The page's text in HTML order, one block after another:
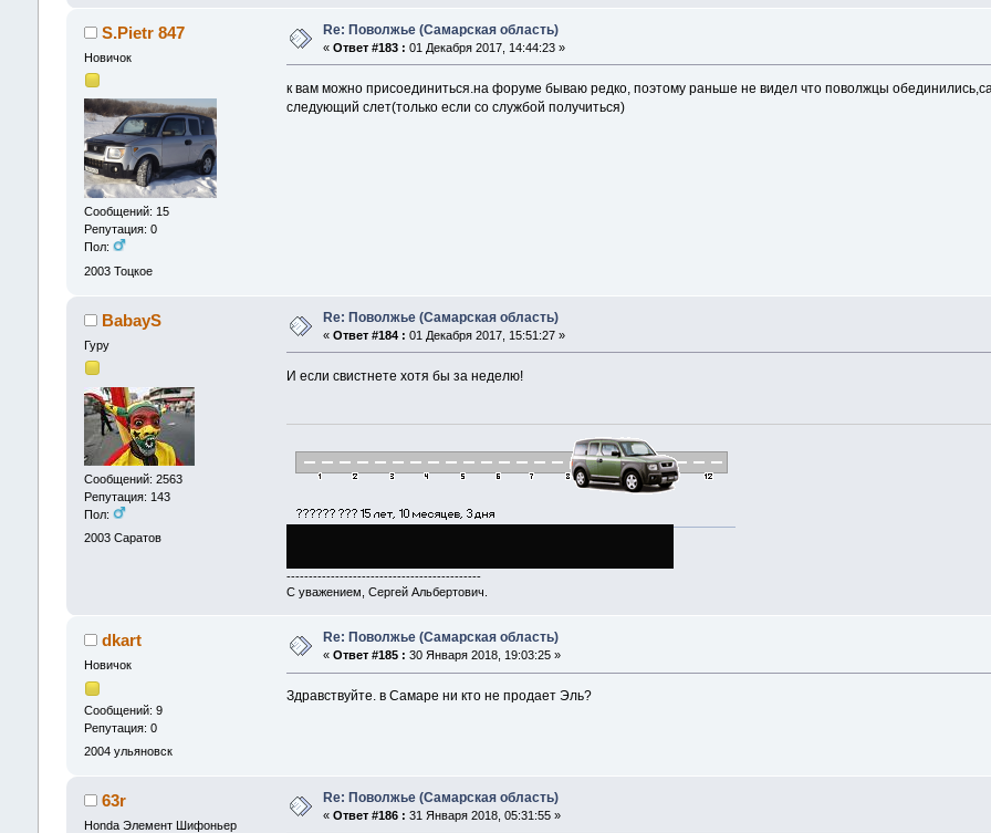
S.Pietr 847
Новичок
Сообщений: 15
Репутация: 0
Пол:
2003 Тоцкое
Re: Поволжье (Самарская область)
« Ответ #183 : 01 Декабря 2017, 14:44:23 »
к вам можно присоединиться.на форуме бываю редко, поэтому раньше не видел что поволжцы
следующий слет(только если со службой получиться)
BabayS
Гуру
Сообщений: 2563
Репутация: 143
Пол:
2003 Саратов
Re: Поволжье (Самарская область)
« Ответ #184 : 01 Декабря 2017, 15:51:27 »
И если свистнете хотя бы за неделю!
--------------------------------------------
С уважением, Сергей Альбертович.
dkart
Новичок
Сообщений: 9
Репутация: 0
2004 ульяновск
Re: Поволжье (Самарская область)
« Ответ #185 : 30 Января 2018, 19:03:25 »
Здравствуйте. в Самаре ни кто не продает Эль?
63r
Honda Элемент Шифоньер
Re: Поволжье (Самарская область)
« Ответ #186 : 31 Января 2018, 05:31:55 »